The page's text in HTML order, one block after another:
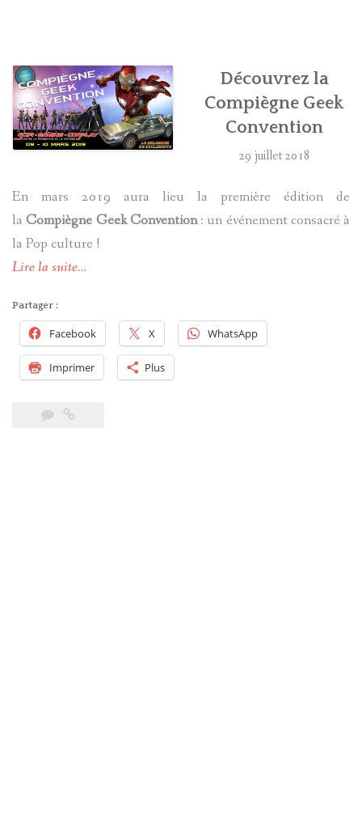
LES ACTEURS
J.K. ROWLING
PRODUITS DÉRIVÉS
A PROPOS
Découvrez la
Compiègne Geek
Convention
29 juillet 2018
En mars 2019 aura lieu la première édition de
laCompiègne Geek Convention: un événement consacré à
la Pop culture !
Lire la suite…
Partager :
Facebook X WhatsApp
Imprimer Plus